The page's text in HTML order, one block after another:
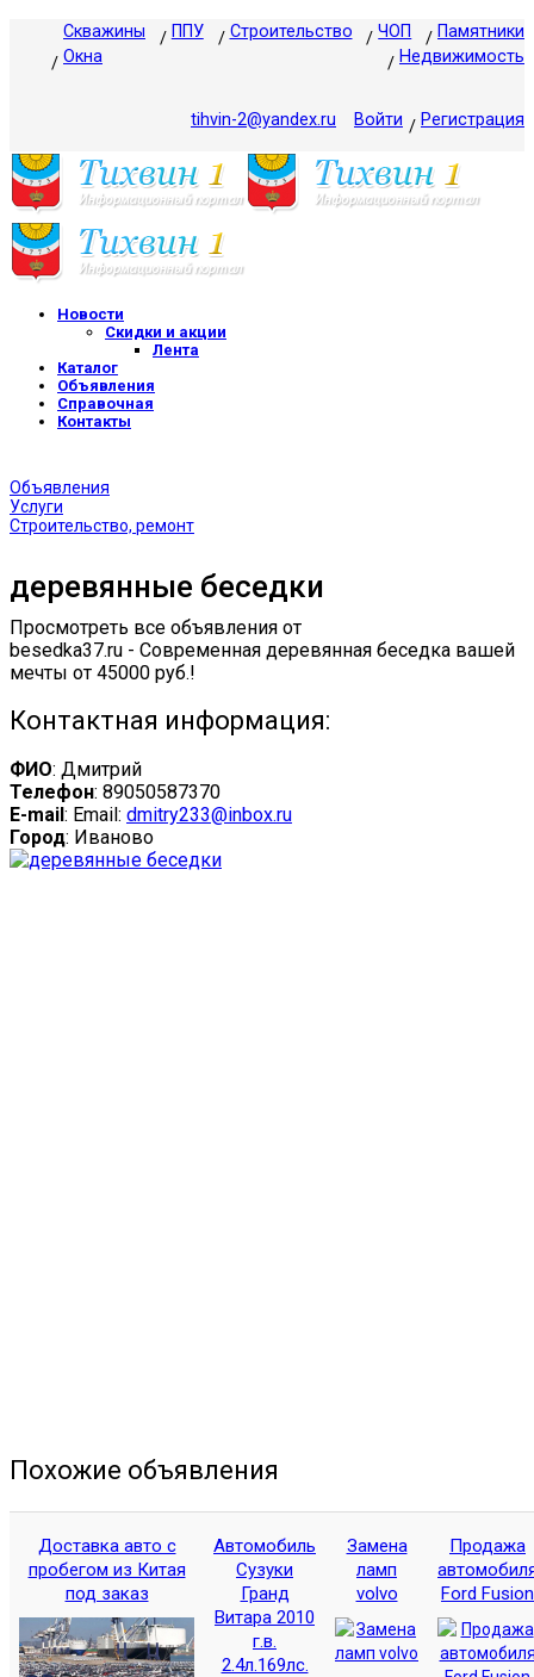
Скважины ППУ Строительство ЧОП
Памятники
Окна
Недвижимость
tihvin-2@yandex.ru Войти Регистрация
Новости
Скидки и акции
Лента
Каталог
Объявления
Справочная
Контакты
Объявления
Услуги
Строительство, ремонт
деревянные беседки
Просмотреть все объявления от
besedka37.ru - Современная деревянная беседка вашей
мечты от 45000 руб.!
Контактная информация:
ФИО: Дмитрий
Телефон: 89050587370
E-mail: Email: dmitry233@inbox.ru
Город: Иваново
Похожие объявления
Доставка авто с
пробегом из Китая
под заказ
Автомобиль
Сузуки
Гранд
Витара 2010
г.в.
2.4л.169лс.
Замена
ламп
volvo
Продажа
Ford Fusion